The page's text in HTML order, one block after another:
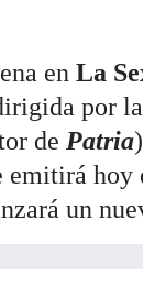
en La
por
de Patria
emitirá hoy
un